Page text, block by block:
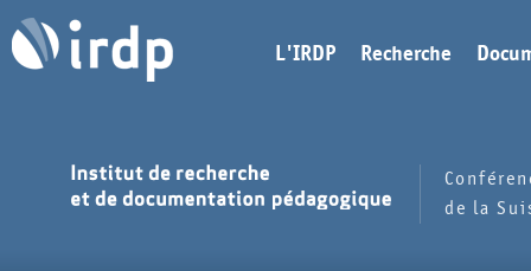
L'IRDP Recherche
de la